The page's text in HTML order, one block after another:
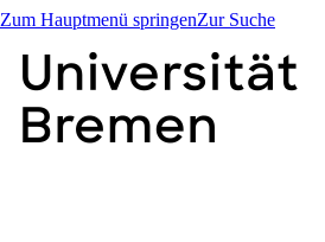
Zum Hauptmenü springenZur Suche